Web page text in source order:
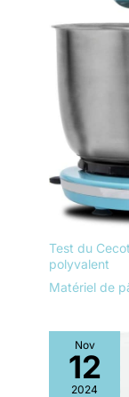
Test du
polyvalent
Matériel de
Nov
12
2024